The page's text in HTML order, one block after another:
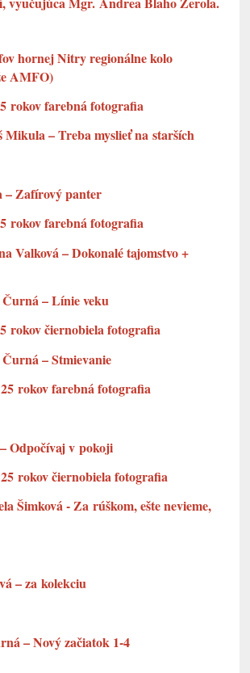
hornej Nitry regionálne kolo
AMFO)
rokov farebná fotografia
Mikula – Treba myslieť na starších
– Zafírový panter
rokov farebná fotografia
Valková – Dokonalé tajomstvo +
– Línie veku
rokov čiernobiela fotografia
– Stmievanie
rokov farebná fotografia
Odpočívaj v pokoji
rokov čiernobiela fotografia
Šimková - Za rúškom, ešte nevieme,
– za kolekciu
– Nový začiatok 1-4